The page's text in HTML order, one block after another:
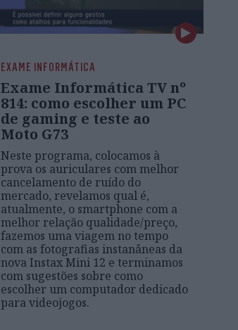
EXAME INFORMÁTICA
Exame Informática TV nº
814: como escolher um PC
de gaming e teste ao
Moto G73
Neste programa, colocamos à
prova os auriculares com melhor
cancelamento de ruído do
mercado, revelamos qual é,
atualmente, o smartphone com a
melhor relação qualidade/preço,
fazemos uma viagem no tempo
com as fotografias instanâneas da
nova Instax Mini 12 e terminamos
com sugestões sobre como
escolher um computador dedicado
para videojogos.